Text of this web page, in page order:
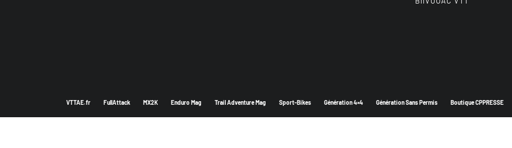
VTTAE.fr FullAttack MX2K Enduro Mag Trail Adventure Mag Sport-Bikes Génération 4×4 Génération Sans Permis Boutique CPPRESSE